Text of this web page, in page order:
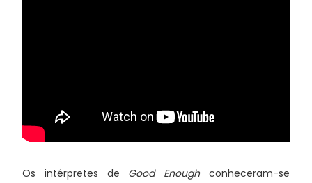
Os intérpretes de Good Enoughconheceram-se